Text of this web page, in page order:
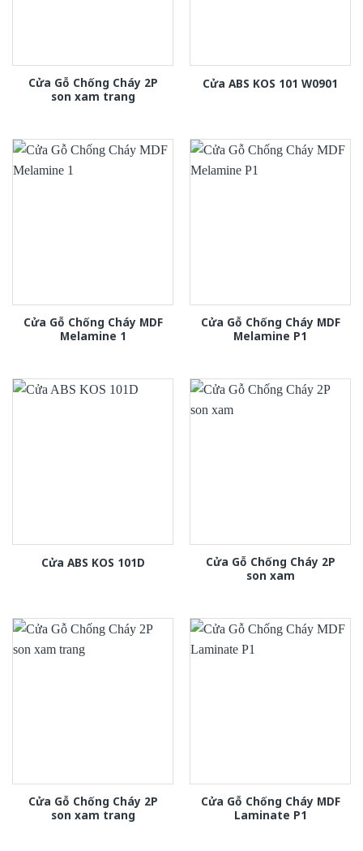
Cửa Gỗ Chống Cháy 2P
son xam trang
Cửa ABS KOS 101 W0901
Cửa Gỗ Chống Cháy MDF
Melamine 1
Cửa Gỗ Chống Cháy MDF
Melamine P1
Cửa ABS KOS 101D
Cửa Gỗ Chống Cháy 2P
son xam
Cửa Gỗ Chống Cháy 2P
son xam trang
Cửa Gỗ Chống Cháy MDF
Laminate P1